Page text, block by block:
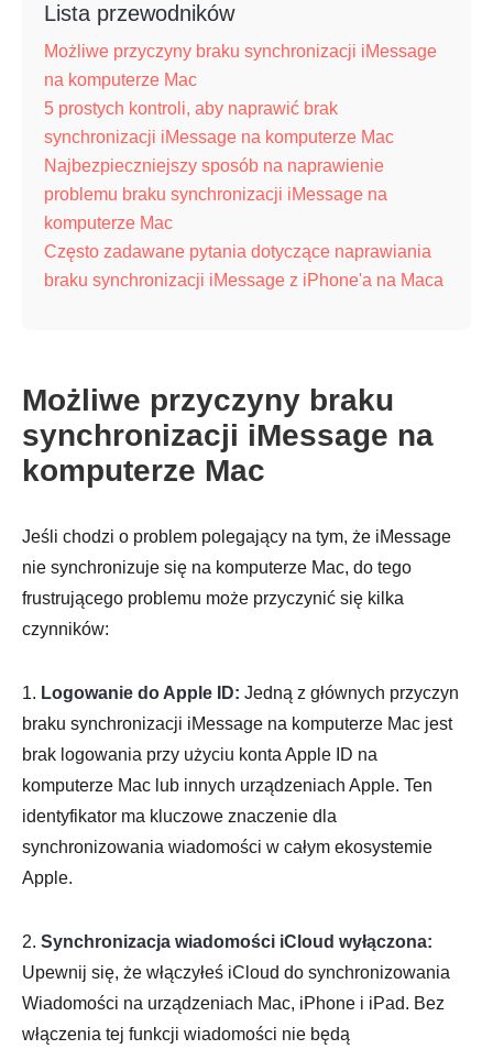
Lista przewodników
Możliwe przyczyny braku synchronizacji iMessage
na komputerze Mac
5 prostych kontroli, aby naprawić brak
synchronizacji iMessage na komputerze Mac
Najbezpieczniejszy sposób na naprawienie
problemu braku synchronizacji iMessage na
komputerze Mac
Często zadawane pytania dotyczące naprawiania
braku synchronizacji iMessage z iPhone'a na Maca
Możliwe przyczyny braku
synchronizacji iMessage na
komputerze Mac
Jeśli chodzi o problem polegający na tym, że iMessage
nie synchronizuje się na komputerze Mac, do tego
frustrującego problemu może przyczynić się kilka
czynników:
1. Logowanie do Apple ID: Jedną z głównych przyczyn
braku synchronizacji iMessage na komputerze Mac jest
brak logowania przy użyciu konta Apple ID na
komputerze Mac lub innych urządzeniach Apple. Ten
identyfikator ma kluczowe znaczenie dla
synchronizowania wiadomości w całym ekosystemie
Apple.
2. Synchronizacja wiadomości iCloud wyłączona:
Upewnij się, że włączyłeś iCloud do synchronizowania
Wiadomości na urządzeniach Mac, iPhone i iPad. Bez
włączenia tej funkcji wiadomości nie będą